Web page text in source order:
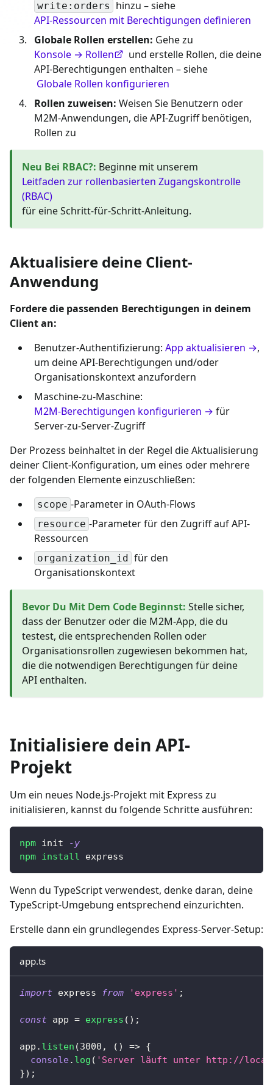
write:orders
hinzu – siehe
API-Ressourcen mit Berechtigungen definieren
Globale Rollen erstellen: Gehe zu
Konsole → Rollen
und erstelle Rollen, die deine
API-Berechtigungen enthalten – siehe
Globale Rollen konfigurieren
Rollen zuweisen: Weisen Sie Benutzern oder
M2M-Anwendungen, die API-Zugriff benötigen,
Rollen zu
Neu Bei RBAC?: Beginne mit unserem
Leitfaden zur rollenbasierten Zugangskontrolle
(RBAC)
für eine Schritt-für-Schritt-Anleitung.
Aktualisiere deine Client-
Anwendung
Fordere die passenden Berechtigungen in deinem
Client an:
Benutzer-Authentifizierung: App aktualisieren →,
um deine API-Berechtigungen und/oder
Organisationskontext anzufordern
Maschine-zu-Maschine:
M2M-Berechtigungen konfigurieren → für
Server-zu-Server-Zugriff
Der Prozess beinhaltet in der Regel die Aktualisierung
deiner Client-Konfiguration, um eines oder mehrere
der folgenden Elemente einzuschließen:
scope -Parameter in OAuth-Flows
resource -Parameter für den Zugriff auf API-
Ressourcen
organization_id
für den
Organisationskontext
Bevor Du Mit Dem Code Beginnst: Stelle sicher,
dass der Benutzer oder die M2M-App, die du
testest, die entsprechenden Rollen oder
Organisationsrollen zugewiesen bekommen hat,
die die notwendigen Berechtigungen für deine
API enthalten.
Initialisiere dein API-
Projekt
Um ein neues Node.js-Projekt mit Express zu
initialisieren, kannst du folgende Schritte ausführen:
npm init
-y
npm install express
Wenn du TypeScript verwendest, denke daran, deine
TypeScript-Umgebung entsprechend einzurichten.
Erstelle dann ein grundlegendes Express-Server-Setup:
app.ts
import express from 'express' ;
const app = express ( ) ;
app . listen (3000 , ( ) => {
console. log ( 'Server läuft unter http://
}) ;